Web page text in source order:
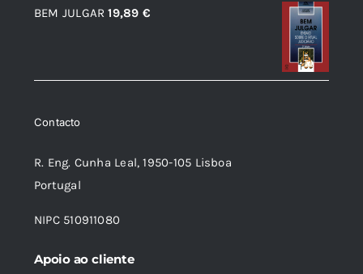
11,31 €.
BEM JULGAR 19,89 €
Contacto
R. Eng. Cunha Leal, 1950-105 Lisboa
Portugal
NIPC 510911080
Apoio ao cliente